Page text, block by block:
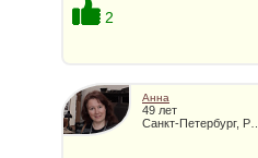
2
Анна
49 лет